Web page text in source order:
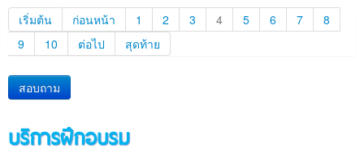
เริ่มต้น
ก่อนหน้า 1 2 3 4 5 6 7
8
9
10 ต่อไป สุดท้าย
สอบถาม
บริการฝึกอบรม